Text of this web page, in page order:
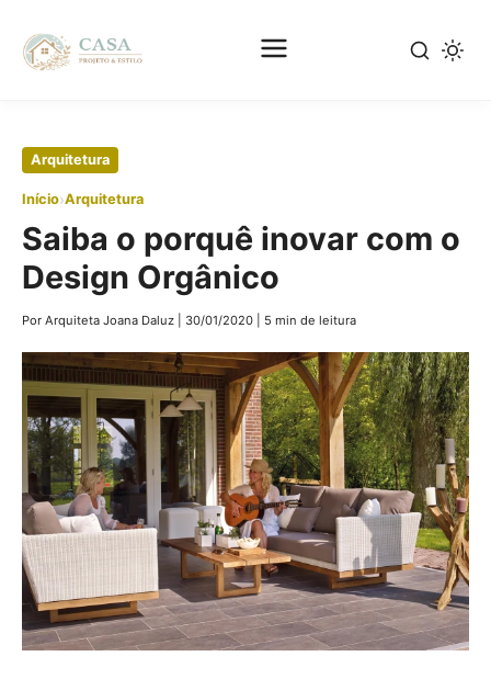
Pular
conteúdo
principal
Arquitetura
Início›Arquitetura
Saiba o porquê inovar com o
Design Orgânico
Por Arquiteta Joana Daluz 30/01/2020 5 min de leitura